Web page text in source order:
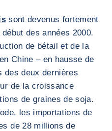
sont devenus fortement
des années 2000.
de bétail et de la
Chine – en hausse de
des deux dernières
de la croissance
de graines de soja.
les importations de
de 28 millions de